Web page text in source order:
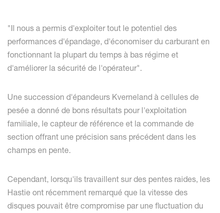
"Il nous a permis d'exploiter tout le potentiel des
performances d'épandage, d'économiser du carburant en
fonctionnant la plupart du temps à bas régime et
d'améliorer la sécurité de l'opérateur".
Une succession d'épandeurs Kverneland à cellules de
pesée a donné de bons résultats pour l'exploitation
familiale, le capteur de référence et la commande de
section offrant une précision sans précédent dans les
champs en pente.
Cependant, lorsqu'ils travaillent sur des pentes raides, les
Hastie ont récemment remarqué que la vitesse des
disques pouvait être compromise par une fluctuation du